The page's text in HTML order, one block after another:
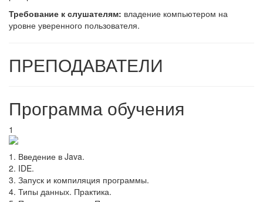
Требование к слушателям: владение компьютером на
уровне уверенного пользователя.
ПРЕПОДАВАТЕЛИ
Программа обучения
1
1. Введение в Java.
2. IDE.
3. Запуск и компиляция программы.
4. Типы данных. Практика.